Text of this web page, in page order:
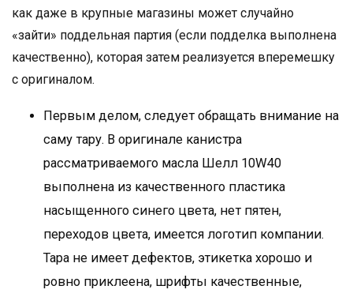
как даже в крупные магазины может случайно
«зайти» поддельная партия (если подделка выполнена
качественно), которая затем реализуется вперемешку
с оригиналом.
Первым делом, следует обращать внимание на
саму тару. В оригинале канистра
рассматриваемого масла Шелл 10W40
выполнена из качественного пластика
насыщенного синего цвета, нет пятен,
переходов цвета, имеется логотип компании.
Тара не имеет дефектов, этикетка хорошо и
ровно приклеена, шрифты качественные,